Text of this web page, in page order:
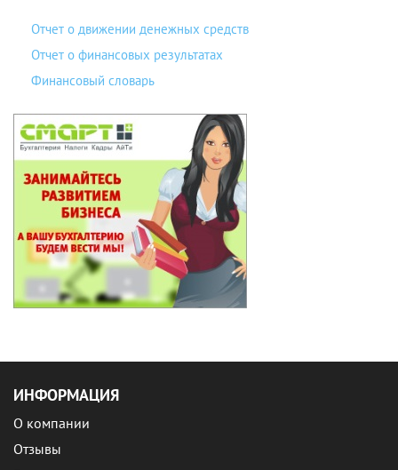
Отчет о движении денежных средств
Отчет о финансовых результатах
Финансовый словарь
ИНФОРМАЦИЯ
О компании
Отзывы